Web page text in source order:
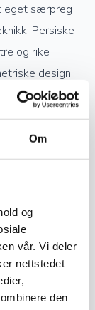
Om
og
vår. Vi deler
nettstedet
den
eget særpreg
Persiske
og rike
design.
med delikate
kunst.
Jo høyere
mer
og
av et teppes